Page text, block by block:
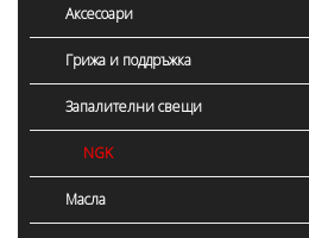
Аксесоари
Грижа и поддръжка
Запалителни свещи
NGK
Масла